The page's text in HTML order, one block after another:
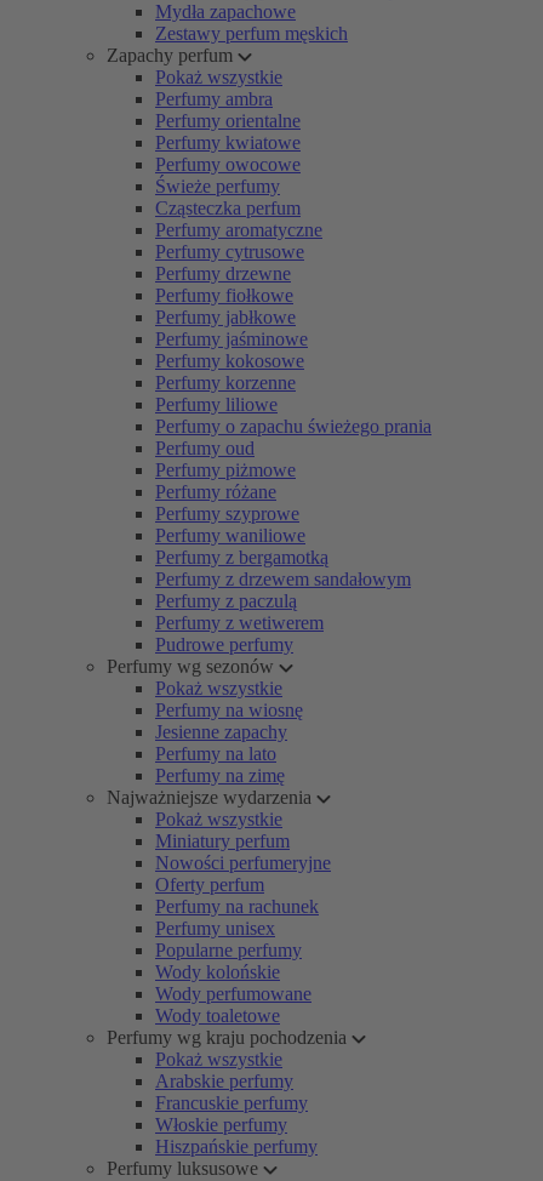
Mydła zapachowe
Zestawy perfum męskich
Zapachy perfum
Pokaż wszystkie
Perfumy ambra
Perfumy orientalne
Perfumy kwiatowe
Perfumy owocowe
Świeże perfumy
Cząsteczka perfum
Perfumy aromatyczne
Perfumy cytrusowe
Perfumy drzewne
Perfumy fiołkowe
Perfumy jabłkowe
Perfumy jaśminowe
Perfumy kokosowe
Perfumy korzenne
Perfumy liliowe
Perfumy o zapachu świeżego prania
Perfumy oud
Perfumy piżmowe
Perfumy różane
Perfumy szyprowe
Perfumy waniliowe
Perfumy z bergamotką
Perfumy z drzewem sandałowym
Perfumy z paczulą
Perfumy z wetiwerem
Pudrowe perfumy
Perfumy wg sezonów
Pokaż wszystkie
Perfumy na wiosnę
Jesienne zapachy
Perfumy na lato
Perfumy na zimę
Najważniejsze wydarzenia
Pokaż wszystkie
Miniatury perfum
Nowości perfumeryjne
Oferty perfum
Perfumy na rachunek
Perfumy unisex
Popularne perfumy
Wody kolońskie
Wody perfumowane
Wody toaletowe
Perfumy wg kraju pochodzenia
Pokaż wszystkie
Arabskie perfumy
Francuskie perfumy
Włoskie perfumy
Hiszpańskie perfumy
Perfumy luksusowe